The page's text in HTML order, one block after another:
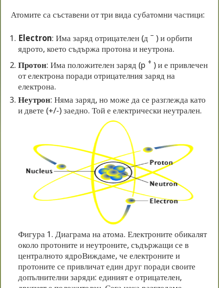
Атомите са съставени от три вида субатомни частици:
Electron: Има заряд отрицателен (д – ) и орбити
ядрото, което съдържа протона и неутрона.
Протон: Има положителен заряд (p + ) и е привлечен
от електрона поради отрицателния заряд на
електрона.
Неутрон: Няма заряд, но може да се разглежда като
и двете (+/-) заедно. Той е електрически неутрален.
Фигура 1. Диаграма на атома. Електроните обикалят
около протоните и неутроните, съдържащи се в
централното ядроВиждаме, че електроните и
протоните се привличат един друг поради своите
допълнителни заряди: единият е отрицателен,